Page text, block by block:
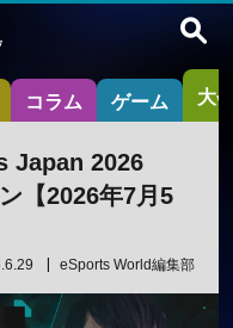
コラム ゲーム 大
Japan 2026
【2026年7月5
eSports World編集部